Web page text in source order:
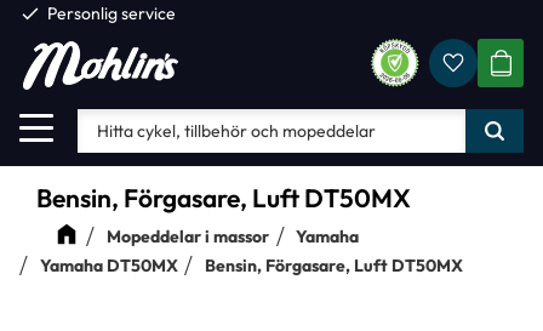
Meny
check Personlig service
Bensin, Förgasare, Luft DT50MX
Mopeddelar i massor
Yamaha
Yamaha DT50MX
Bensin, Förgasare, Luft DT50MX